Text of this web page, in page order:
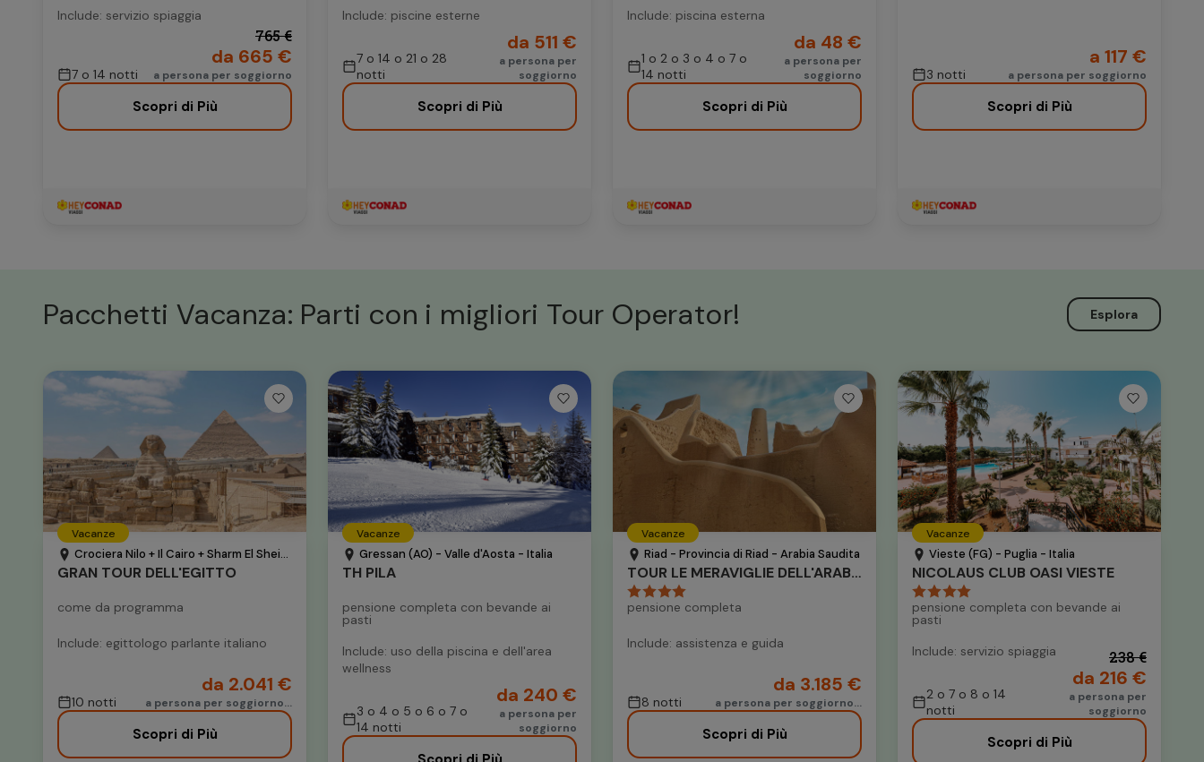
Include: servizio spiaggia
7 o 14 notti
765 €
da 665 €
a persona per soggiorno
Scopri di Più
Include: piscine esterne
7 o 14 o 21 o 28
notti
da 511 €
a persona per
soggiorno
Scopri di Più
Include: piscina esterna
1 o 2 o 3 o 4 o 7 o
14 notti
da 48 €
a persona per
soggiorno
Scopri di Più
3 notti
a 117 €
a persona per soggiorno
Scopri di Più
Pacchetti Vacanza: Parti con i migliori Tour Operator! Esplora
Vacanze
Crociera Nilo + Il Cairo + Sharm El Sheikh - Nilo - Egitto
GRAN TOUR DELL'EGITTO
come da programma
Include: egittologo parlante italiano
10 notti
da 2.041 €
a persona per soggiorno...
Scopri di Più
Vacanze
Gressan (AO) - Valle d'Aosta - Italia
TH PILA
pensione completa con bevande ai
pasti
Include: uso della piscina e dell'area
wellness
3 o 4 o 5 o 6 o 7 o
14 notti
da 240 €
a persona per
soggiorno
Vacanze
Riad - Provincia di Riad - Arabia Saudita
TOUR LE MERAVIGLIE DELL'ARABIA SAUDITA
pensione completa
Include: assistenza e guida
8 notti
da 3.185 €
a persona per soggiorno...
Scopri di Più
Vacanze
Vieste (FG) - Puglia - Italia
NICOLAUS CLUB OASI VIESTE
pensione completa con bevande ai
pasti
Include: servizio spiaggia
2 o 7 o 8 o 14
notti
238 €
da 216 €
a persona per
soggiorno
Scopri di Più